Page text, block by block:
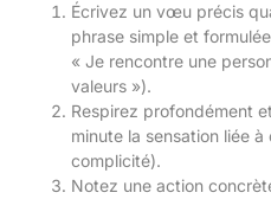
Écrivez un vœu précis
phrase simple et
« Je rencontre une
valeurs »).
Respirez profondément
minute la sensation liée
complicité).
Notez une action